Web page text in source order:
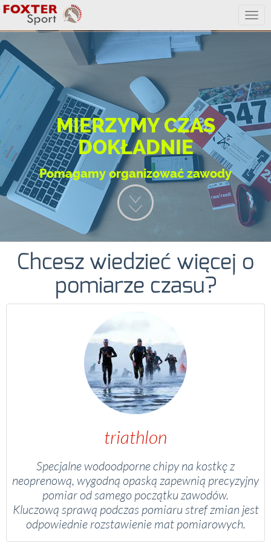
menu
MIERZYMY CZAS
DOKŁADNIE
Pomagamy organizować zawody
Chcesz wiedzieć więcej o
pomiarze czasu?
triathlon
Specjalne wodoodporne chipy na kostkę z
neoprenową, wygodną opaską zapewnią precyzyjny
pomiar od samego początku zawodów.
Kluczową sprawą podczas pomiaru stref zmian jest
odpowiednie rozstawienie mat pomiarowych.